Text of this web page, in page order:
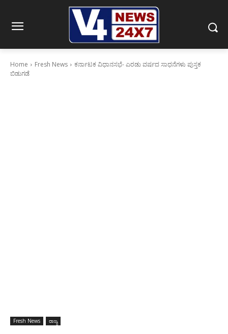
Home Fresh News
ಕರ್ನಾಟಕ ವಿಧಾನಸಭೆ- ಎರಡು ವರ್ಷದ ಸಾಧನೆಗಳು ಪುಸ್ತಕ
ಬಿಡುಗಡೆ
Fresh News ರಾಜ್ಯ